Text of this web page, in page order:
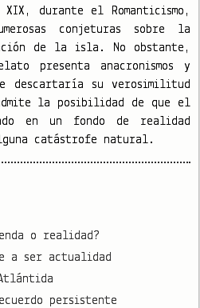
durante el Romanticismo,
conjeturas sobre la
de la isla. No obstante,
presenta anacronismos y
descartaría su verosimilitud
la posibilidad de que el
en un fondo de realidad
catástrofe natural.
o realidad?
a ser actualidad
persistente